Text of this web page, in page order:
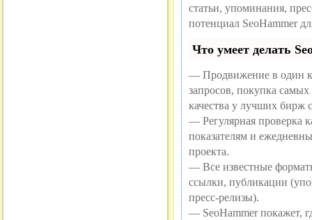
статьи, упоминания,
потенциал SeoHammer
Что умеет делать
— Продвижение в один
запросов, покупка
качества у лучших бирж
— Регулярная проверка
показателям и
проекта.
— Все известные
ссылки, публикации
пресс-релизы).
— SeoHammer покажет,